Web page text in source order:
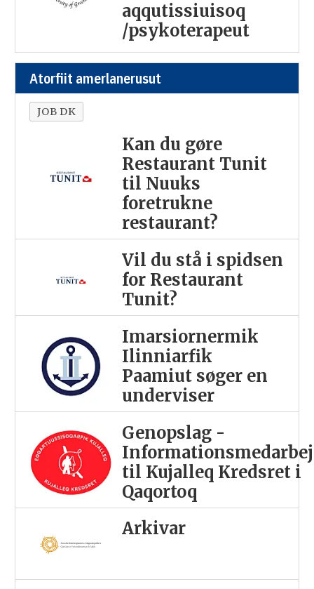
aqqutissiuisoq
/psykoterapeut
Atorfiit amerlanerusut
JOB DK
Kan du gøre
Restaurant Tunit
til Nuuks
foretrukne
restaurant?
Vil du stå i spidsen
for Restaurant
Tunit?
Imarsiornermik
Ilinniarfik
Paamiut søger en
underviser
Genopslag -
til Kujalleq Kredsret i
Qaqortoq
Arkivar